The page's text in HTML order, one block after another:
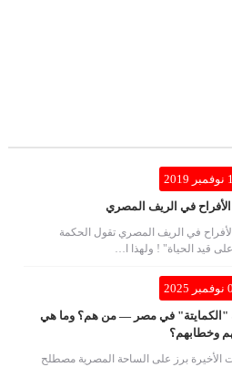
الأفراح في الريف المصري
في الريف المصري تقول الحكمة
قيد الحياة" ! ولهذا ا…
"الكمايتة" في مصر — من هم؟ وما هي
وخطابهم؟
الأخيرة برز على الساحة المصرية مصطلح